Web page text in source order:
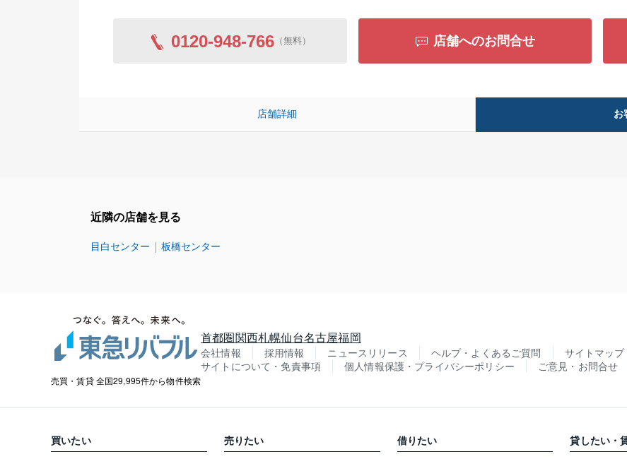
0120-948-766（無料） 店舗へのお問合せ
店舗詳細 お
近隣の店舗を見る
目白センター 板橋センター
売買・賃貸 全国29,995件から物件検索
首都圏関西札幌仙台名古屋福岡
会社情報 採用情報 ニュースリリース ヘルプ・よくあるご質問 サイトマップ
サイトについて・免責事項
個人情報保護・プライバシーポリシー ご意見・お問合せ
買いたい 売りたい 借りたい 貸したい・